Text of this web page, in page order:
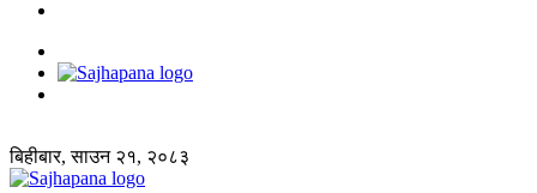
बिहीबार, साउन २१, २०८३